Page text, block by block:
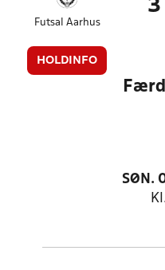
Futsal Aarhus
HOLDINFO
3
SØN.